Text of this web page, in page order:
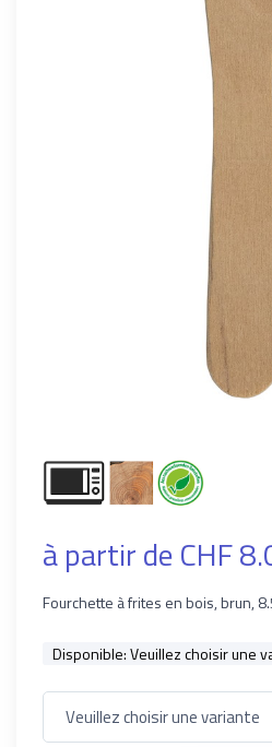
à partir de CHF
Fourchette à frites en bois, brun,
Disponible:Veuillez choisir une